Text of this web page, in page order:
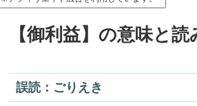
【御利益】の意味と読
誤読：ごりえき